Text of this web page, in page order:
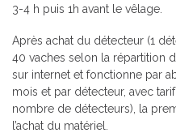
3-4 h puis 1h avant le vêlage.
Après achat du détecteur (1
40 vaches selon la répartition
sur internet et fonctionne par
mois et par détecteur, avec
nombre de détecteurs), la
l’achat du matériel.